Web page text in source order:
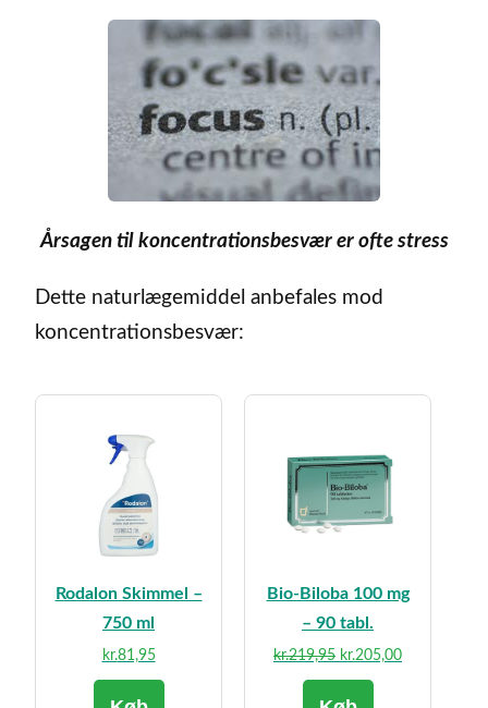
Årsagen til koncentrationsbesvær er ofte stress
Dette naturlægemiddel anbefales mod
koncentrationsbesvær:
Rodalon Skimmel –
750 ml
kr.81,95
Bio-Biloba 100 mg
– 90 tabl.
kr.219,95 Den
oprindelige
pris
kr.205,00Den